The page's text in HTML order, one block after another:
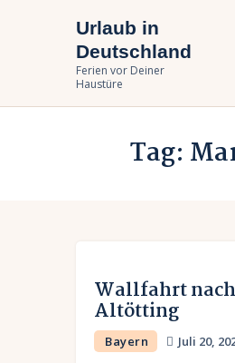
Urlaub in
Deutschland
Ferien vor Deiner
Haustüre
Tag:
Urlaub in
Ferien vor Deiner
Bundesländer
Wallfahrt nach
Altötting
Bayern Juli 20,